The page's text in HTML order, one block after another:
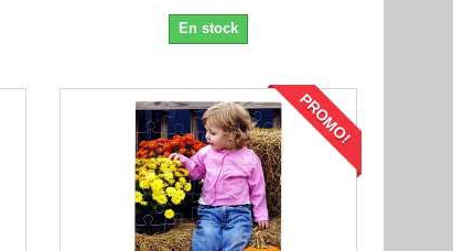
En stock
PROMO!